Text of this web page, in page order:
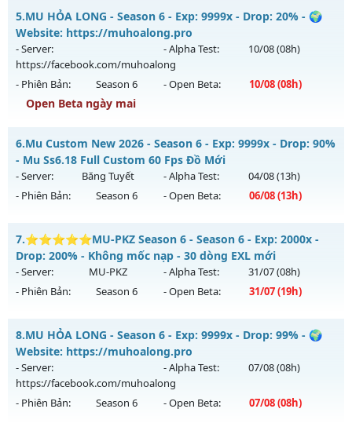
Thể loại: Mu Nguyên bản Webzen
Antihack: Anti 8x
MU ATLANS - Reset Đổi Quà
Mu mới ra tháng 08 2026 - Mở máy chủ
vào 22h ngày 05/08/2626
Exp: 100x - Drop: 20%
Kiểu reset: Reset In Game
Antihack: Shark
5.MU HỎA LONG - Season 6 - Exp: 9999x - Drop: 20% - 🌍
Website: https://muhoalong.pro
- Server:
https://facebook.com/muhoalong
- Alpha Test: 10/08(08h)
- Phiên Bản: Season 6 - Open Beta: 10/08(08h)
Open Beta ngày mai
Mu mới ra tháng 08 2026 - Mở máy chủ
https://facebook.com/muhoalongvào 08h ngày
10/08/2626
Kiểu reset: Non Reset
Thể loại: Mu Nguyên bản Webzen
Antihack: XShield
6.Mu Custom New 2026 - Season 6 - Exp: 9999x - Drop: 90%
- Mu Ss6.18 Full Custom 60 Fps Đồ Mới
- Server: Băng Tuyết - Alpha Test: 04/08(13h)
- Phiên Bản:
Season 6 - Open Beta: 06/08(13h)
Mu Custom New 2026 - Mu Ss6.18 Full Custom 60 Fps Đồ
Mới
Mu mới ra tháng 08 2026 - Mở máy chủ
Băng Tuyếtvào 13h
ngày 06/08/2626
Kiểu reset: Reset In Game
Thể loại: Mu Custom thêm đồ mới
Antihack: Gold Dragon
7.⭐⭐⭐⭐⭐MU-PKZ Season 6 - Season 6 - Exp: 2000x -
Drop: 200% - Không mốc nạp - 30 dòng EXL mới
- Server: MU-PKZ - Alpha Test: 31/07(08h)
- Phiên Bản:
Season 6 - Open Beta: 31/07(19h)
⭐⭐⭐⭐⭐MU-PKZ Season 6 - Không mốc nạp - 30 dòng
EXL mới
Mu mới ra tháng 07 2026 - Mở máy chủ
MU-PKZvào 19h
ngày 31/07/2626
Exp: 2000x - Drop: 200%
8.MU HỎA LONG - Season 6 - Exp: 9999x - Drop: 99% - 🌍
Website: https://muhoalong.pro
- Server:
https://facebook.com/muhoalong
- Alpha Test: 07/08(08h)
- Phiên Bản: Season 6 - Open Beta: 07/08(08h)